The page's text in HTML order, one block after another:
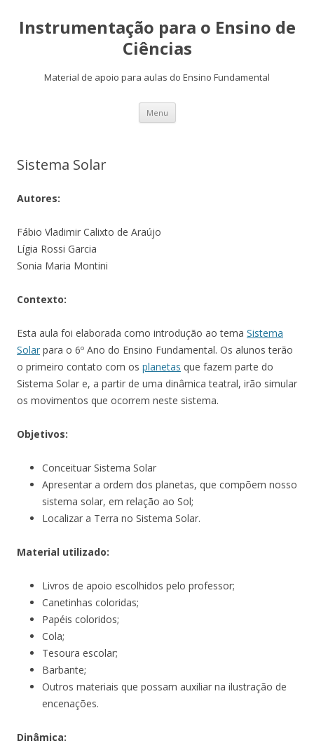
Instrumentação para o Ensino de
Ciências
Material de apoio para aulas do Ensino Fundamental
Menu Skip
content
Sistema Solar
Autores:
Fábio Vladimir Calixto de Araújo
Lígia Rossi Garcia
Sonia Maria Montini
Contexto:
Esta aula foi elaborada como introdução ao tema Sistema
Solar para o 6º Ano do Ensino Fundamental. Os alunos terão
o primeiro contato com os planetas que fazem parte do
Sistema Solar e, a partir de uma dinâmica teatral, irão simular
os movimentos que ocorrem neste sistema.
Objetivos:
Conceituar Sistema Solar
Apresentar a ordem dos planetas, que compõem nosso
sistema solar, em relação ao Sol;
Localizar a Terra no Sistema Solar.
Material utilizado:
Livros de apoio escolhidos pelo professor;
Canetinhas coloridas;
Papéis coloridos;
Cola;
Tesoura escolar;
Barbante;
Outros materiais que possam auxiliar na ilustração de
encenações.
Dinâmica: